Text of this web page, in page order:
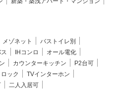
メゾネット
バストイレ別
IHコンロ
オール電化
カウンターキッチン
P2台可
ック
TVインターホン
二人入居可